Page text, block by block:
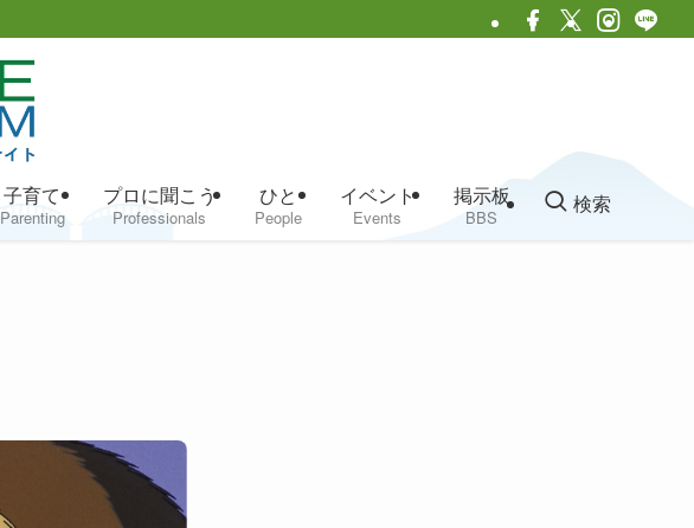
子育て
Parenting
プロに聞こう
Professionals
ひと
People
イベント
Events
掲示板
BBS
検索